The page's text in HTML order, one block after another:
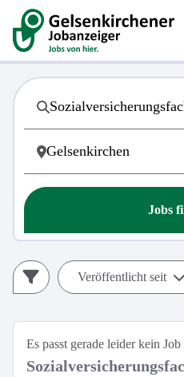
Jobs
Veröffentlicht seit
Es passt gerade leider kein